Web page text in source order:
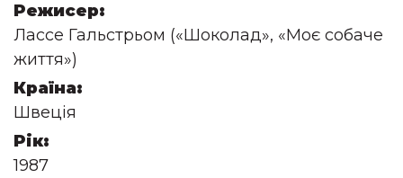
Режисер:
Лассе Гальстрьом («Шоколад», «Моє собаче
життя»)
Країна:
Швеція
Рік:
1987